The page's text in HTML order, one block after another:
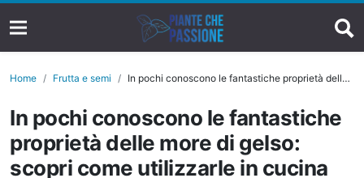
Home Frutta e semi In pochi conoscono le fantastiche proprietà delle more di gelso: scopri come utilizzarle in cucina
In pochi conoscono le fantastiche
proprietà delle more di gelso:
scopri come utilizzarle in cucina